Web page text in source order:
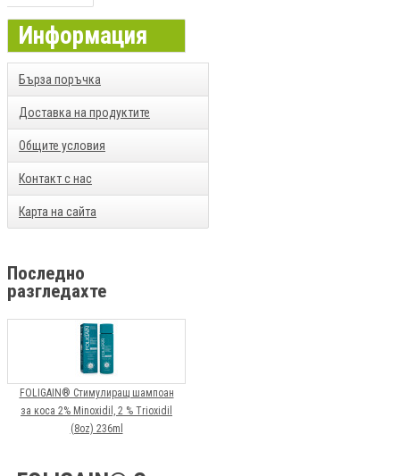
Информация
Бърза поръчка
Доставка на продуктите
Общите условия
Контакт с нас
Карта на сайта
Последно
разгледахте
FOLIGAIN® Стимулиращ шампоан
за коса 2% Minoxidil, 2 % Trioxidil
(8oz) 236ml